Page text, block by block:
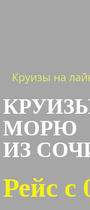
Круизы на
МОРЮ
ИЗ
Рейс с